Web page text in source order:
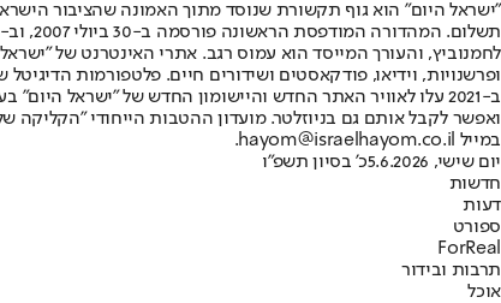
"ישראל היום" הוא גוף תקשורת שנוסד מתוך האמונה שהציבור
ופרשנויות, וידיאו, פודקאסטים ושידורים חיים. פלטפורמות
ב-2021 עלו לאוויר האתר החדש והיישומון החדש של "ישראל
ואפשר לקבל אותם גם בניוזלטר. מועדון ההטבות הייחודי "הקליקה
במייל hayom@israelhayom.co.il.
יום שישי, 5.6.2026
כ' בסיון תשפ"ו
חדשות
דעות
ספורט
ForReal
תרבות ובידור
אוכל